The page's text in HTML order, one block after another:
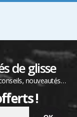
de glisse
nouveautés…
!